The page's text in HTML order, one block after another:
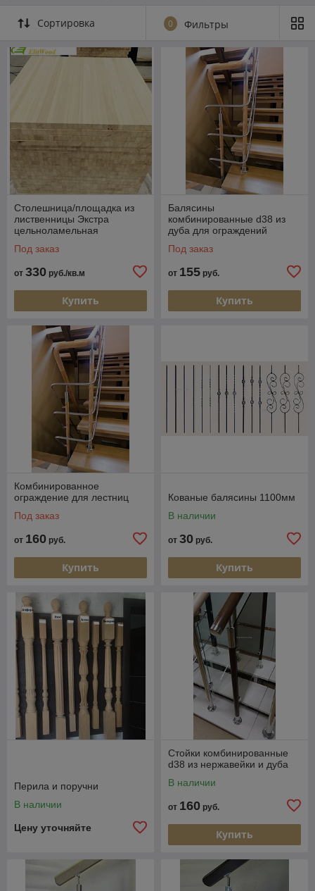
Сортировка 0 Фильтры
Столешница/площадка из
лиственницы Экстра
цельноламельная
Под заказ
от 330 руб./кв.м
Купить
Балясины
комбинированные d38 из
дуба для ограждений
Под заказ
от 155 руб.
Купить
Комбинированное
ограждение для лестниц
Под заказ
от 160 руб.
Купить
Кованые балясины 1100мм
В наличии
от 30 руб.
Купить
Перила и поручни
В наличии
Цену уточняйте
Стойки комбинированные
d38 из нержавейки и дуба
В наличии
от 160 руб.
Купить